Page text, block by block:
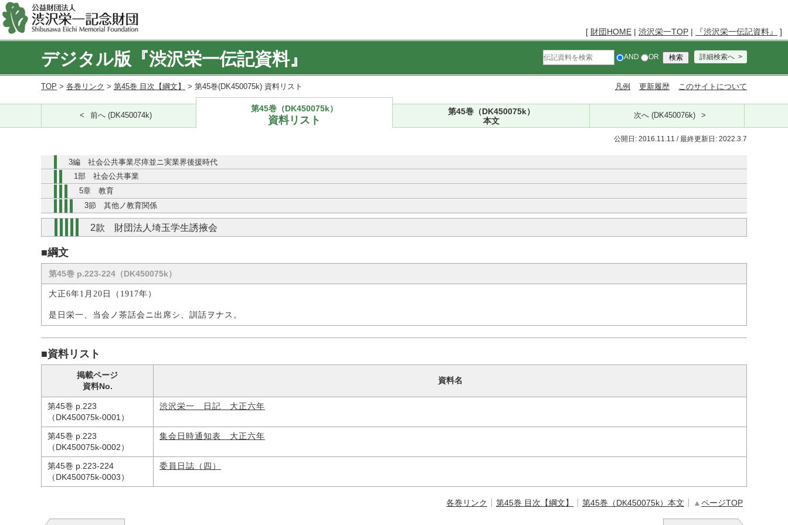
[ 財団HOME | 渋沢栄一TOP | 『渋沢栄一伝記資料』 ]
デジタル版『渋沢栄一伝記資料』 AND OR 詳細検索へ
TOP > 各巻リンク > 第45巻 目次【綱文】 > 第45巻(DK450075k) 資料リスト 凡例 更新履歴 このサイトについて
前へ (DK450074k)
第45巻（DK450075k）
資料リスト
第45巻（DK450075k）
本文
次へ (DK450076k)
公開日: 2016.11.11 / 最終更新日: 2022.3.7
3編 社会公共事業尽瘁並ニ実業界後援時代
1部 社会公共事業
5章 教育
3節 其他ノ教育関係
2款 財団法人埼玉学生誘掖会
■綱文
第45巻 p.223-224（DK450075k）
大正6年1月20日（1917年）
是日栄一、当会ノ茶話会ニ出席シ、訓話ヲナス。
■資料リスト
掲載ページ
資料No.
資料名
第45巻 p.223
（DK450075k-0001）
渋沢栄一 日記 大正六年
第45巻 p.223
（DK450075k-0002）
集会日時通知表 大正六年
第45巻 p.223-224
（DK450075k-0003）
委員日誌（四）
各巻リンク 第45巻 目次【綱文】 第45巻（DK450075k）本文 ▲ページTOP